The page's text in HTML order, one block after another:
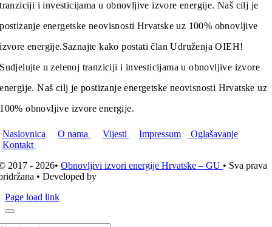
tranziciji i investicijama u obnovljive izvore energije. Naš cilj je
postizanje energetske neovisnosti Hrvatske uz 100% obnovljive
izvore energije.Saznajte kako postati član Udruženja OIEH!
Sudjelujte u zelenoj tranziciji i investicijama u obnovljive izvore
energije. Naš cilj je postizanje energetske neovisnosti Hrvatske uz
100% obnovljive izvore energije.
Naslovnica O nama Vijesti Impressum
Oglašavanje
Kontakt
2017 - 2026•Obnovljivi izvori energije Hrvatske – GU • Sva prava
• Developed by
Page load link